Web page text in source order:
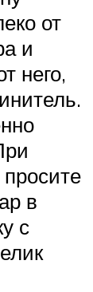
от
и
него,
в
с